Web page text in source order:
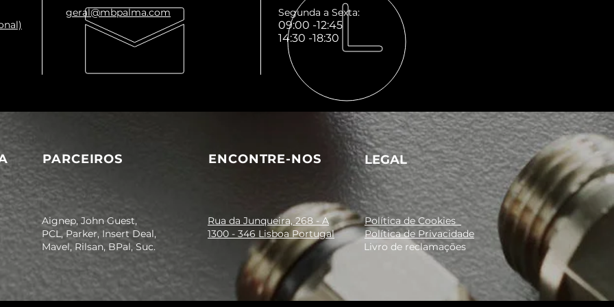
geral@mbpalma.com Segunda a Sexta:
09:00 -12:45
14:30 -18:30
PARCEIROS ENCONTRE-NOS LEGAL
Aignep, John Guest,
PCL, Parker, Insert Deal,
Mavel, Rilsan, BPal, Suc.
Rua da Junqueira, 268 - A
1300 - 346 Lisboa Portugal
Política de Cookies
Política de Privacidade
Livro de reclamações